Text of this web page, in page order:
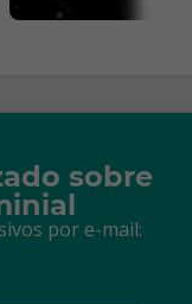
sobre
por e-mail: